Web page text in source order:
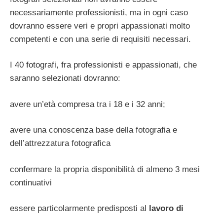
necessariamente professionisti, ma in ogni caso
dovranno essere veri e propri appassionati molto
competenti e con una serie di requisiti necessari.
I 40 fotografi, fra professionisti e appassionati, che
saranno selezionati dovranno:
avere un’età compresa tra i 18 e i 32 anni;
avere una conoscenza base della fotografia e
dell’attrezzatura fotografica
confermare la propria disponibilità di almeno 3 mesi
continuativi
essere particolarmente predisposti al lavoro di